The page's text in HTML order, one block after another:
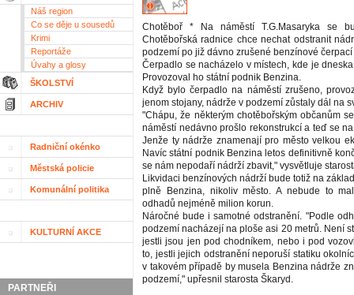
Náš region
Co se děje u sousedů
Krimi
Reportáže
Úvahy a glosy
ŠKOLSTVÍ
ARCHIV
Radniční okénko
Městská policie
Komunální politika
KULTURNÍ AKCE
PARTNEŘI
Chotěboř * Na náměstí T.G.Masaryka se
Chotěbořská radnice chce nechat odstranit
podzemí po již dávno zrušené benzínové
Čerpadlo se nacházelo v místech, kde je
Provozoval ho státní podnik Benzina.
Když bylo čerpadlo na náměstí zrušeno,
jenom stojany, nádrže v podzemí zůstaly dál na
"Chápu, že některým chotěbořským občanům
náměstí nedávno prošlo rekonstrukcí a teď se
Jenže ty nádrže znamenají pro město velkou
Navíc státní podnik Benzina letos definitivně
se nám nepodaří nádrží zbavit," vysvětluje
Likvidaci benzínových nádrží bude totiž na
plně Benzina, nikoliv město. A nebude to
odhadů nejméně milion korun.
Náročné bude i samotné odstranění. "Podle
podzemí nacházejí na ploše asi 20 metrů. Není
jestli jsou jen pod chodníkem, nebo i pod
to, jestli jejich odstranění neporuší statiku
v takovém případě by musela Benzina nádrže
podzemí," upřesnil starosta Škaryd.